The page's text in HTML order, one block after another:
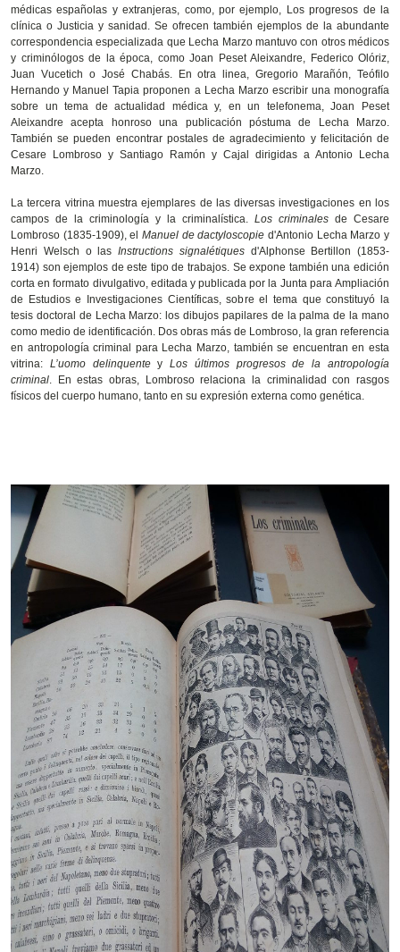
médicas españolas y extranjeras, como, por ejemplo, Los progresos de la
clínica o Justicia y sanidad. Se ofrecen también ejemplos de la abundante
correspondencia especializada que Lecha Marzo mantuvo con otros médicos
y criminólogos de la época, como Joan Peset Aleixandre, Federico Olóriz,
Juan Vucetich o José Chabás. En otra linea, Gregorio Marañón, Teófilo
Hernando y Manuel Tapia proponen a Lecha Marzo escribir una monografía
sobre un tema de actualidad médica y, en un telefonema, Joan Peset
Aleixandre acepta honroso una publicación póstuma de Lecha Marzo.
También se pueden encontrar postales de agradecimiento y felicitación de
Cesare Lombroso y Santiago Ramón y Cajal dirigidas a Antonio Lecha
Marzo.
La tercera vitrina muestra ejemplares de las diversas investigaciones en los
campos de la criminología y la criminalística. Los criminales de Cesare
Lombroso (1835-1909), el Manuel de dactyloscopie d'Antonio Lecha Marzo y
Henri Welsch o las Instructions signalétiquesd'Alphonse Bertillon (1853-
1914) son ejemplos de este tipo de trabajos. Se expone también una edición
corta en formato divulgativo, editada y publicada por la Junta para Ampliación
de Estudios e Investigaciones Científicas, sobre el tema que constituyó la
tesis doctoral de Lecha Marzo: los dibujos papilares de la palma de la mano
como medio de identificación. Dos obras más de Lombroso, la gran referencia
en antropología criminal para Lecha Marzo, también se encuentran en esta
vitrina: L’uomo delinquenteyLos últimos progresos de la antropología
criminal. En estas obras, Lombroso relaciona la criminalidad con rasgos
físicos del cuerpo humano, tanto en su expresión externa como genética.